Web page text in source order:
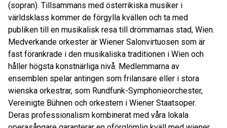
(sopran). Tillsammans med österrikiska musiker i
världsklass kommer de förgylla kvällen och ta med
publiken till en musikalisk resa till drömmarnas stad, Wien.
Medverkande orkester är Wiener Salonvirtuosen som är
fast förankrade i den musikaliska traditionen i Wien och
håller högsta konstnärliga nivå. Medlemmarna av
ensemblen spelar antingen som frilansare eller i stora
wienska orkestrar, som Rundfunk-Symphonieorchester,
Vereinigte Bühnen och orkestern i Wiener Staatsoper.
Deras professionalism kombinerat med våra lokala